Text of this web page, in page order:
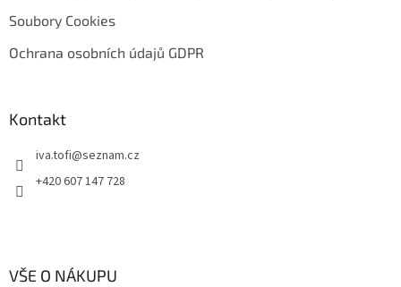
Soubory Cookies
Ochrana osobních údajů GDPR
Kontakt
iva.tofi@seznam.cz
+420 607 147 728
VŠE O NÁKUPU